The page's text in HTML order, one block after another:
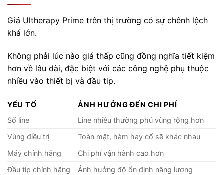
Giá Ultherapy Prime trên thị trường có sự chênh lệch
khá lớn.
Không phải lúc nào giá thấp cũng đồng nghĩa tiết kiệm
hơn về lâu dài, đặc biệt với các công nghệ phụ thuộc
nhiều vào thiết bị và đầu tip.
YẾU TỐ
ẢNH HƯỞNG ĐẾN CHI PHÍ
Số line
Line nhiều thường phủ vùng rộng hơn
Vùng điều trị
Toàn mặt, hàm hay cổ sẽ khác nhau
Máy chính hãng
Chi phí vận hành cao hơn
Đầu tip chính hãng
Ảnh hưởng độ ổn định năng lượng